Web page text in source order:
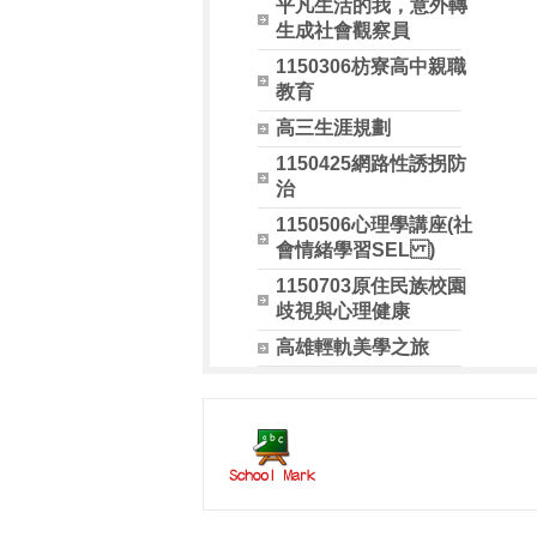
平凡生活的我，意外轉
生成社會觀察員
1150306枋寮高中親職
教育
高三生涯規劃
1150425網路性誘拐防
治
1150506心理學講座(社
會情緒學習SEL )
1150703原住民族校園
歧視與心理健康
高雄輕軌美學之旅